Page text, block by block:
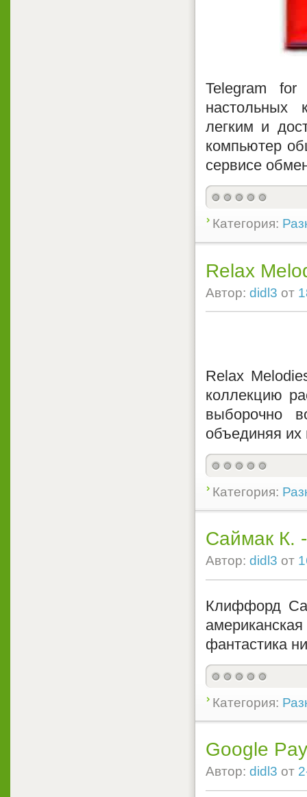
Telegram
настольных
легким и
компьютер
сервисе
Категория:
Relax
Автор: didl3 от
Relax
коллекцию
выборочно
объединяя
Категория:
Саймак К.
Автор: didl3 от
Клиффорд
фантастика
Категория:
Google
Автор: didl3 от